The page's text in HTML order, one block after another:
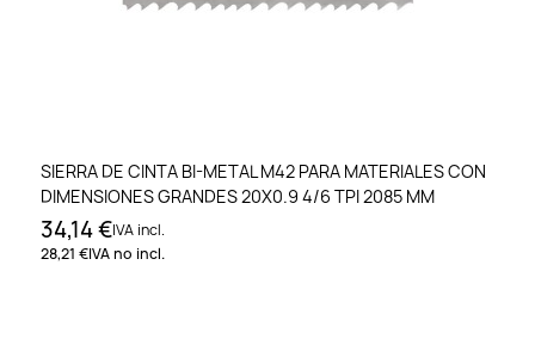
SIERRA DE CINTA BI-METAL M42 PARA MATERIALES CON
DIMENSIONES GRANDES 20X0.9 4/6 TPI 2085 MM
34,14 €IVA incl.
28,21 €IVA no incl.